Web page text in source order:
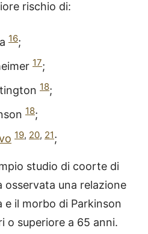
rischio di:
16;
17;
18;
18;
19, 20, 21;
studio di coorte di
osservata una relazione
il morbo di Parkinson
o superiore a 65 anni.